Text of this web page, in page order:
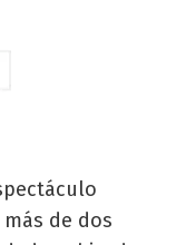
de dos